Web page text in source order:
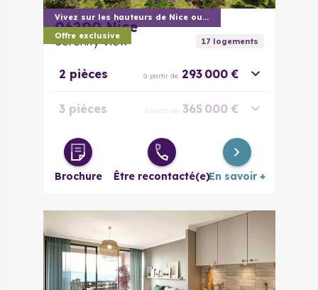
Vivez sur les hauteurs de Nice ouest
Offre exclusive
06200 Nice
Serenity View 17logements
2 pièces à partir de 293 000 €
3 pièces à partir de 365 000 €
4 pièces à partir de 848 000 €
Brochure Être recontacté(e)En savoir +